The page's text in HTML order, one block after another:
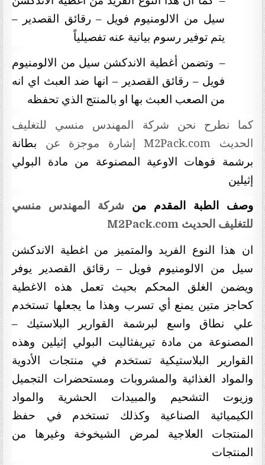
سيل من الالومنيوم فويل – رقائق القصدير –
يتم توفير رسوم بيانية عنه تفصيلياً
– وتضمن أغطية الاندكشن سيل من الالومنيوم
فويل – رقائق القصدير – انها ضد العبث اي انه
من الصعب العبث بها او بالمنتج الذي تحفظه
كما نطرح نحن شركة المهندس منسي للتغليف
الحديث M2Pack.comإشارة موجزة عن بطانة
برشمة فوهات الاوعية المصنوعة من مادة البولي
إثيلين
وصف الطبةالمقدم من شركة المهندس منسي
للتغليف الحديثM2Pack.com
ان هذا النوع الفريد والمتميز من اغطية الاندكشن
سيل من الالومنيوم فويل – رقائق القصدير يوفر
ويضمن الغلق المحكم بحيث تعمل هذه الاغطية
كحاجز متين يمنع أي تسرب وهذا ما يجعلها تستخدم
علي نطاق واسع لبرشمة القوارير البلاستيك –
المصنوعة من مادة تيريفثاليت البولي إثيلين وهذه
القوارير البلاستيكية تستخدم في منتجات الأدوية
والمواد الغذائية والمشروبات ومستحضرات التجميل
وزيوت التشحيم والمبيدات الحشرية والمواد
الكيميائية الصناعية وكذلك تستخدم في حفظ
المنتجات العلاجية لمرض الشيخوخة وغيرها من
المنتجات